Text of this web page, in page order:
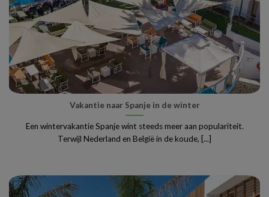
Vakantie naar Spanje in de winter
Een wintervakantie Spanje wint steeds meer aan populariteit.
Terwijl Nederland en België in de koude, [...]